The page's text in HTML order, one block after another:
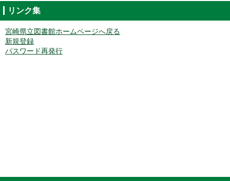
リンク集
宮崎県立図書館ホームページへ戻る
新規登録
パスワード再発行